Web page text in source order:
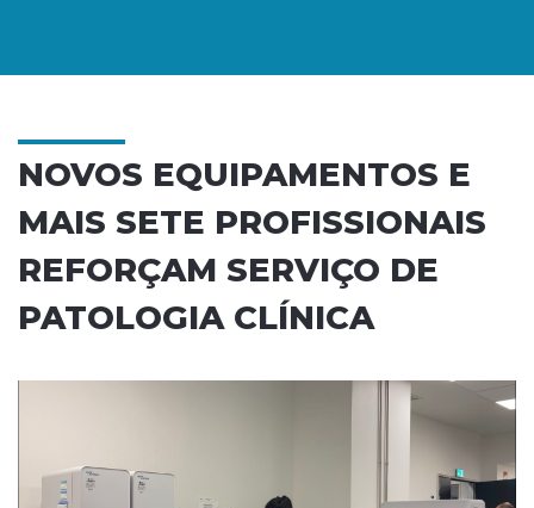
NOVOS EQUIPAMENTOS E
MAIS SETE PROFISSIONAIS
REFORÇAM SERVIÇO DE
PATOLOGIA CLÍNICA